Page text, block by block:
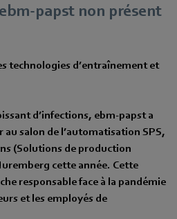
non présent
technologies d’entraînement et
d’infections, ebm‑papst a
au salon de l’automatisation SPS,
(Solutions de production
cette année. Cette
responsable face à la pandémie
et les employés de